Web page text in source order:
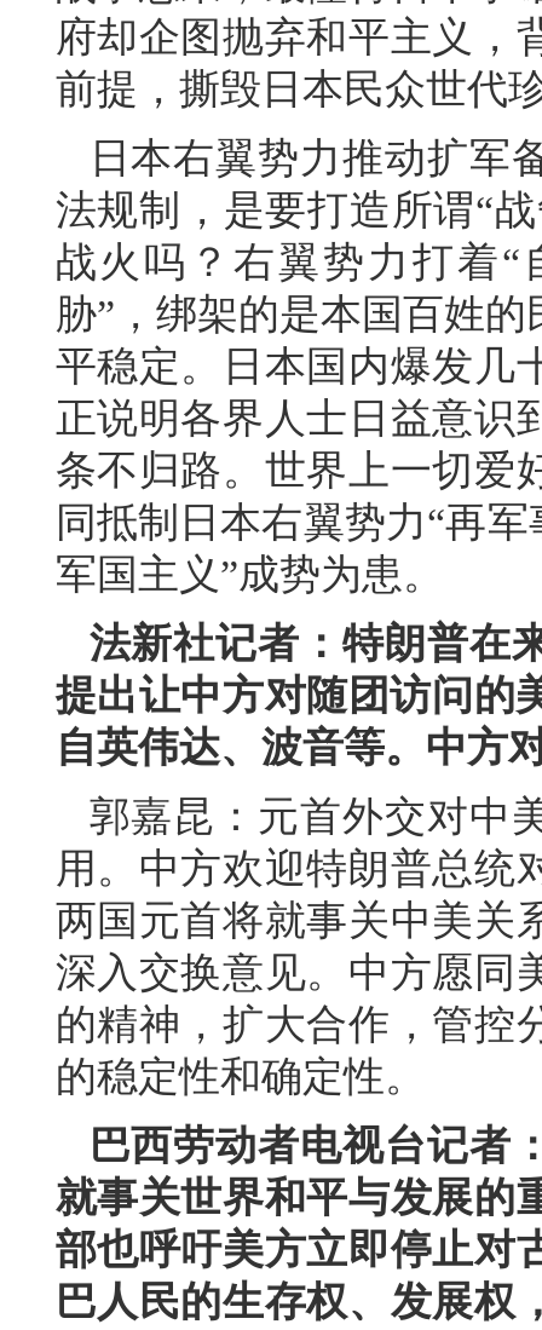
府却企图抛弃和平主义，
前提，撕毁日本民众世代
日本右翼势力推动扩军
法规制，是要打造所谓“
战火吗？右翼势力打着“
胁”，绑架的是本国百姓
平稳定。日本国内爆发几
正说明各界人士日益意识
条不归路。世界上一切爱
同抵制日本右翼势力“再
军国主义”成势为患。
法新社记者：特朗普在
提出让中方对随团访问的
自英伟达、波音等。中方
郭嘉昆：元首外交对中
用。中方欢迎特朗普总统
两国元首将就事关中美关
深入交换意见。中方愿同
的精神，扩大合作，管控
的稳定性和确定性。
巴西劳动者电视台记者
就事关世界和平与发展的
部也呼吁美方立即停止对
巴人民的生存权、发展权